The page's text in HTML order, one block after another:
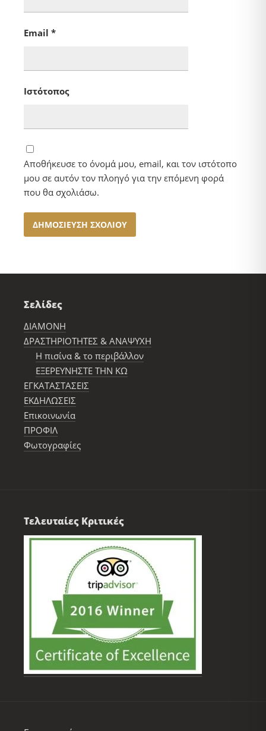
Email *
Ιστότοπος
Αποθήκευσε το όνομά μου, email, και τον ιστότοπο
μου σε αυτόν τον πλοηγό για την επόμενη φορά
που θα σχολιάσω.
Σελίδες
ΔΙΑΜΟΝΗ
ΔΡΑΣΤΗΡΙΟΤΗΤΕΣ & ΑΝΑΨΥΧΗ
Η πισίνα & το περιβάλλον
ΕΞΕΡΕΥΝΗΣΤΕ ΤΗΝ ΚΩ
ΕΓΚΑΤΑΣΤΑΣΕΙΣ
ΕΚΔΗΛΩΣΕΙΣ
Επικοινωνία
ΠΡΟΦΙΛ
Φωτογραφίες
Τελευταίες Κριτικές